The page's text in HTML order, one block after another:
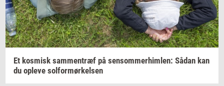
Et kos­misk sam­men­træf på sen­som­mer­him­len: Sådan kan
du op­le­ve sol­for­mør­kel­sen